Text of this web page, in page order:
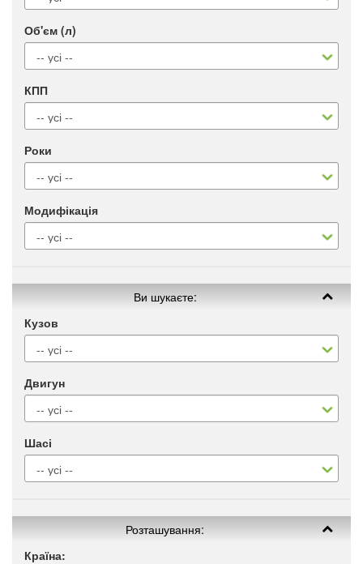
Об'єм (л)
КПП
Роки
Модифікація
Ви шукаєте:
Кузов
Двигун
Шасі
Розташування:
Країна: